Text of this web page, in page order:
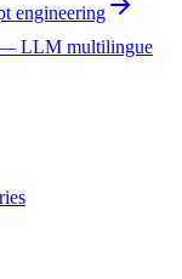
engineering
LLM multilingue